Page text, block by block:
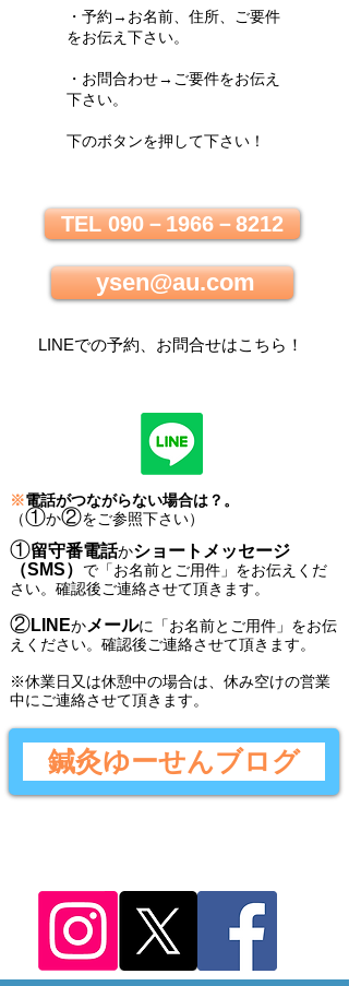
・予約→お名前、住所、ご要件
をお伝え下さい。
・お問合わせ→ご要件をお伝え
下さい。
下のボタンを押して下さい！
TEL 090－1966－8212
ysen@au.com
LINEでの予約、お問合せはこちら ！
※電話がつながらない場合は？。
（①か②をご参照下さい）
①留守番電話かショートメッセージ
（SMS） で 「お名前とご用件 」 をお伝えくだ
さい。 確認後ご連絡させて頂きます。
②LINEかメールに 「お名前とご用件 」 をお伝
えください。 確認後ご連絡させて頂きます。
​※休業日又は休憩中の場合は、休み空けの営業
中にご連絡させて頂きます。
鍼灸ゆーせんブログ